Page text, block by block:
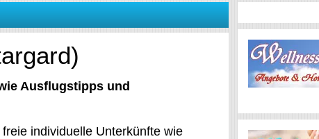
Ausflugstipps und
individuelle Unterkünfte wie